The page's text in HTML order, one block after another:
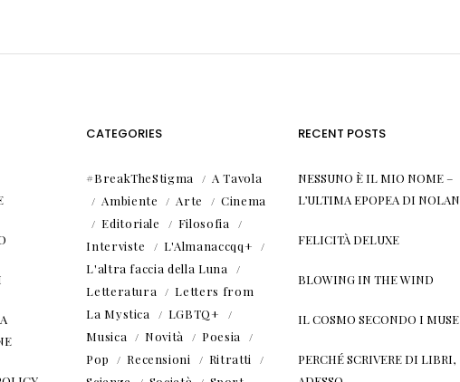
CATEGORIES
#BreakTheStigma
A Tavola
Ambiente
Arte
Cinema
Editoriale
Filosofia
Interviste
L'Almanaccqq+
L'altra faccia della Luna
Letteratura
Letters from
La Mystica
LGBTQ+
Musica
Novità
Poesia
Pop
Recensioni
Ritratti
RECENT POSTS
NESSUNO È IL MIO NOME –
L’ULTIMA EPOPEA DI NOLAN
FELICITÀ DELUXE
BLOWING IN THE WIND
IL COSMO SECONDO I MUSE
PERCHÉ SCRIVERE DI LIBRI,